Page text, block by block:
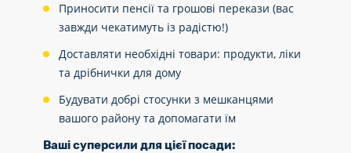
Приносити пенсії та грошові перекази (вас
завжди чекатимуть із радістю!)
Доставляти необхідні товари: продукти, ліки
та дрібнички для дому
Будувати добрі стосунки з мешканцями
вашого району та допомагати їм
Ваші суперсили для цієї посади: